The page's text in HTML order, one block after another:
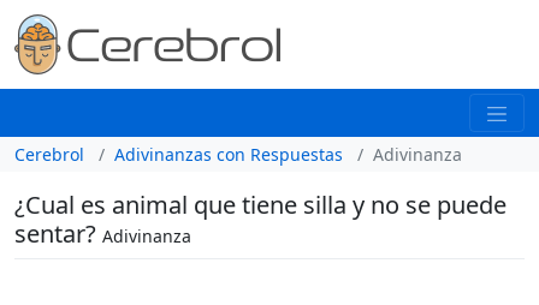
Cerebrol Adivinanzas con Respuestas Adivinanza
¿Cual es animal que tiene silla y no se puede
sentar? Adivinanza